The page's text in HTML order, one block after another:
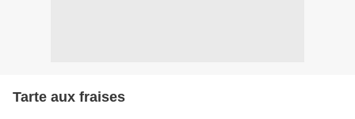
Tarte aux fraises